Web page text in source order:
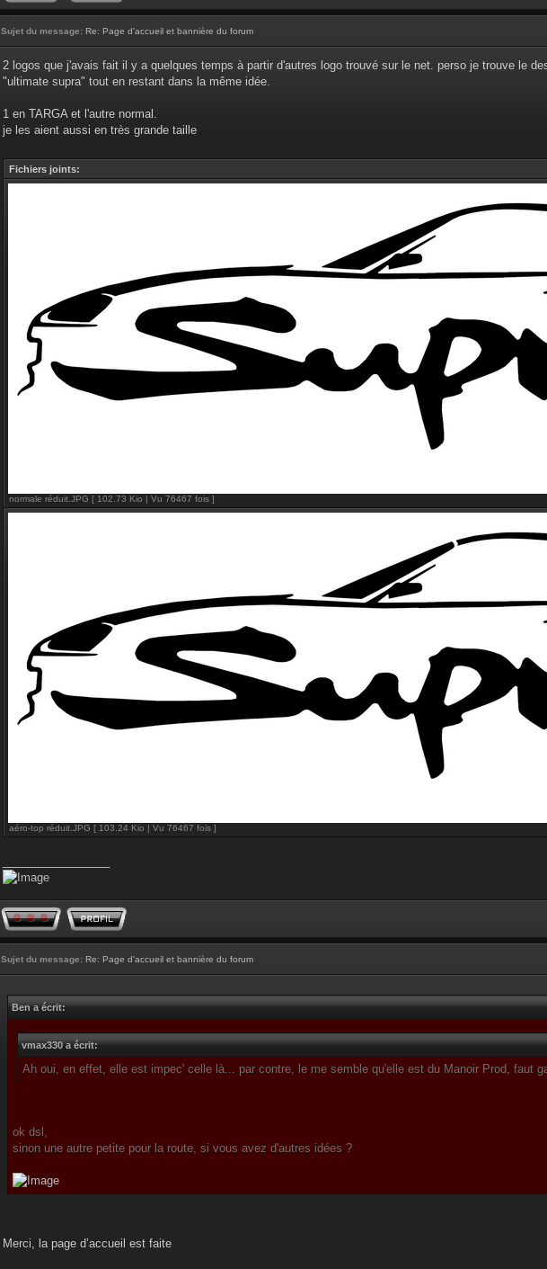
Sujet du message: Re: Page d'accueil et bannière du forum
2 logos que j'avais fait il y a quelques temps à partir d'autres logo trouvé sur le net. perso je trouve le
"ultimate supra" tout en restant dans la même idée.
1 en TARGA et l'autre normal.
je les aient aussi en très grande taille
Fichiers joints:
normale réduit.JPG [ 102.73 Kio | Vu 76467 fois ]
aéro-top réduit.JPG [ 103.24 Kio | Vu 76467 fois ]
Sujet du message: Re: Page d'accueil et bannière du forum
Ben a écrit:
vmax330 a écrit:
Ah oui, en effet, elle est impec' celle là... par contre, le me semble qu'elle est du Manoir Prod, faut
ok dsl,
sinon une autre petite pour la route, si vous avez d'autres idées ?
Merci, la page d’accueil est faite